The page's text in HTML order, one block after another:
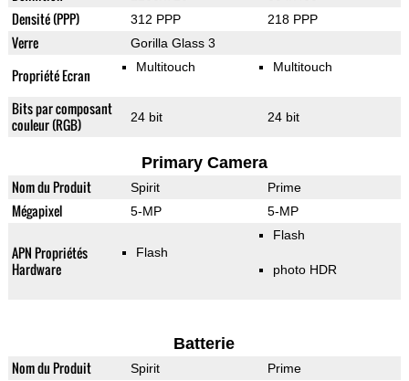
Densité (PPP) 312 PPP 218 PPP
Verre Gorilla Glass 3
Propriété Ecran Multitouch Multitouch
Bits par composant
couleur (RGB)
24 bit 24 bit
Primary Camera
Nom du Produit Spirit Prime
Mégapixel 5-MP 5-MP
APN Propriétés
Hardware
Flash
Flash
photo HDR
Batterie
Nom du Produit Spirit Prime